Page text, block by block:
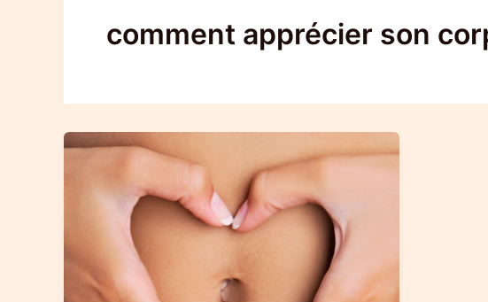
comment apprécier son